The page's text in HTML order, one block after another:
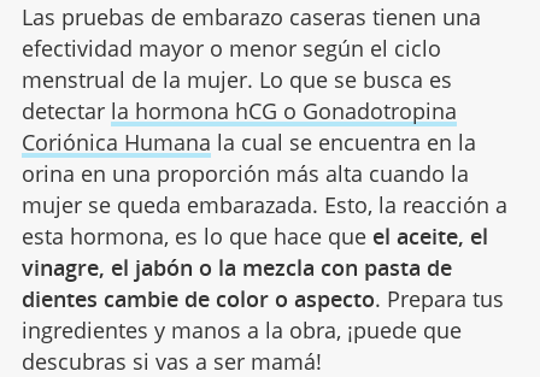
Las pruebas de embarazo caseras tienen una
efectividad mayor o menor según el ciclo
menstrual de la mujer. Lo que se busca es
detectar la hormona hCG o Gonadotropina
Coriónica Humana la cual se encuentra en la
orina en una proporción más alta cuando la
mujer se queda embarazada. Esto, la reacción a
esta hormona, es lo que hace que el aceite, el
vinagre, el jabón o la mezcla con pasta de
dientes cambie de color o aspecto. Prepara tus
ingredientes y manos a la obra, ¡puede que
descubras si vas a ser mamá!